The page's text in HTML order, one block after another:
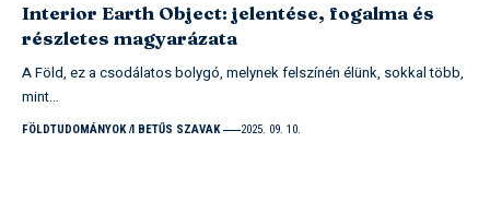
Interior Earth Object: jelentése, fogalma és
részletes magyarázata
A Föld, ez a csodálatos bolygó, melynek felszínén élünk, sokkal több,
mint…
FÖLDTUDOMÁNYOK I BETŰS SZAVAK 2025. 09. 10.